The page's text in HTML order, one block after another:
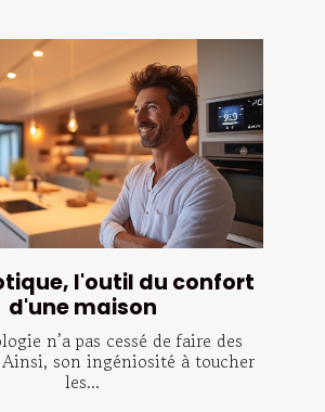
l'outil du confort
d'une maison
n’a pas cessé de faire des
son ingéniosité à toucher
les...